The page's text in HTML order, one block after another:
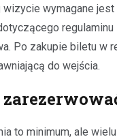
wymagane jest
regulaminu
Po zakupie biletu w
do wejścia.
to minimum, ale